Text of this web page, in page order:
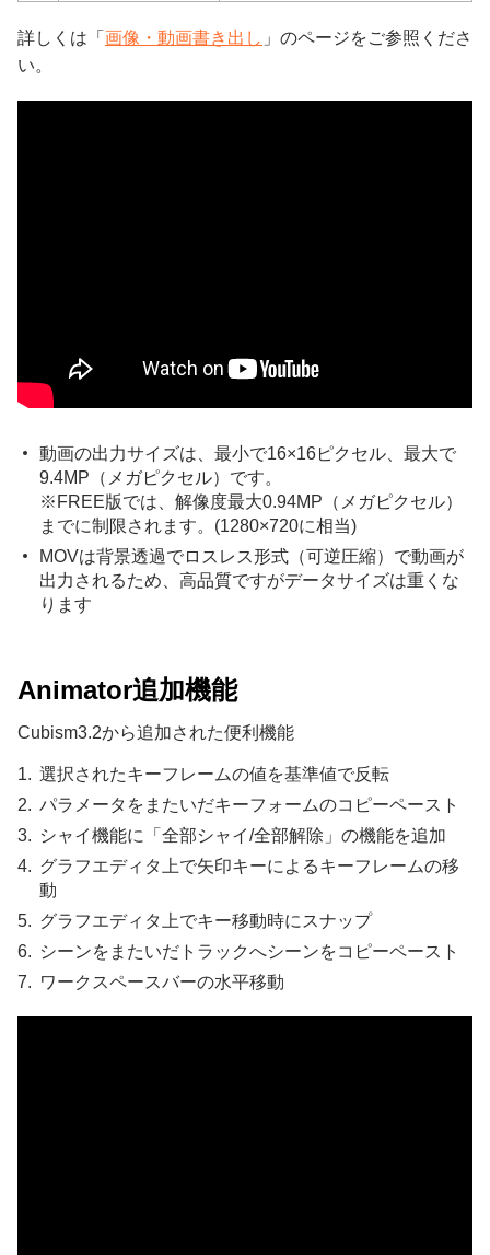
詳しくは「 画像・動画書き出し 」のページをご参照くださ
い。
動画の出力サイズは、最小で16×16ピクセル、最大で
9.4MP（メガピクセル）です。
※FREE版では、解像度最大0.94MP（メガピクセル）
までに制限されます。(1280×720に相当)
MOVは背景透過でロスレス形式（可逆圧縮）で動画が
出力されるため、高品質ですがデータサイズは重くな
ります
Animator追加機能
Cubism3.2から追加された便利機能
選択されたキーフレームの値を基準値で反転
パラメータをまたいだキーフォームのコピーペースト
シャイ機能に「全部シャイ/全部解除」の機能を追加
グラフエディタ上で矢印キーによるキーフレームの移
動
グラフエディタ上でキー移動時にスナップ
シーンをまたいだトラックへシーンをコピーペースト
ワークスペースバーの水平移動